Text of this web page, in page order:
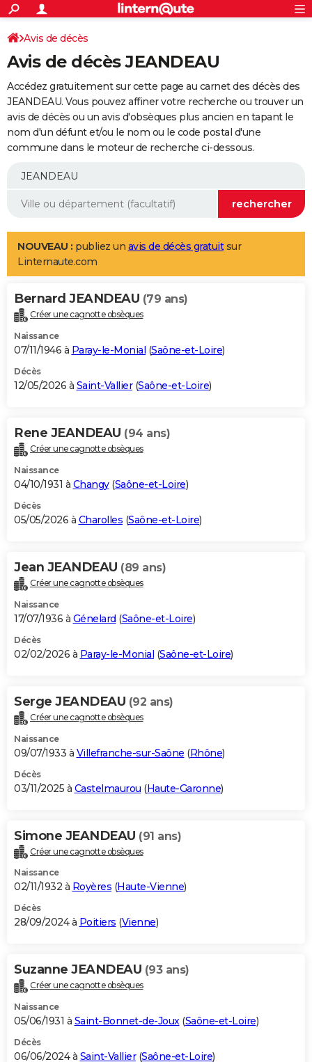
ACTUALITÉS
Politique
Société
Faits Divers
Education
Monde
Villes
+
SPORT
Coupe du monde 2026
Football
Tennis
Cyclisme
Rugby
Forum
Programme TV
TNT
Streaming
Cinéma
Sorties cinéma
Musique
+
FINANCE
Retraite
Epargne
Immobilier
Risques naturels par ville
Banque
Assurance
AUTO
Essais
Réserver un essai
Citadines
Berlines
SUV
Forum auto
+
Mobiles
Meilleur smartphone
Internet
Ordinateurs
Jeux vidéo
Guide high-tech
Aménagement intérieur
LIFESTYLE
Art de vivre
Bien-être
Loisirs
Mode
Modes de vie
Alimentation
Guide de la santé
Maladies
Médicaments
Sommeil
VOYAGE
Destinations
City break
Voyage nature
Voyage de noces
Forum
Climat
+PHOTO
GUIDES D'ACHAT
BONS PLANS
Carte de Noël
Carte Bonne année
Carte Saint-Valentin
Carte Pâques
Carte d'anniversaire
DICTIONNAIRE
Dictionnaire
Biographies
Citations
Expressions
Proverbes
PROGRAMME TV
S'inscrire
Se connecter
Lycées
Collèges
Primaires
Universités
Entreprises
Service militaire
Avis de recherche
AVIS DE DÉCÈS
Bricolage
Lifestyle
Culture
Sport
Auto
Television
Voyage
Cinema
Avis de décès
Avis de décès JEANDEAU
Accédez gratuitement sur cette page au carnet des décès des
JEANDEAU. Vous pouvez affiner votre recherche ou trouver un
avis de décès ou un avis d'obsèques plus ancien en tapant le
nom d'un défunt et/ou le nom ou le code postal d'une
commune dans le moteur de recherche ci-dessous.
NOUVEAU : publiez un avis de décès gratuitsur
Linternaute.com
Bernard JEANDEAU (79 ans)
Créer une cagnotte obsèques
Naissance
07/11/1946 à Paray-le-Monial (Saône-et-Loire)
Décès
12/05/2026 à Saint-Vallier(Saône-et-Loire)
Rene JEANDEAU (94 ans)
Créer une cagnotte obsèques
Naissance
04/10/1931 à Changy(Saône-et-Loire)
Décès
05/05/2026 à Charolles (Saône-et-Loire)
Jean JEANDEAU (89 ans)
Créer une cagnotte obsèques
Naissance
17/07/1936 à Génelard (Saône-et-Loire)
Décès
02/02/2026 à Paray-le-Monial (Saône-et-Loire)
Serge JEANDEAU (92 ans)
Créer une cagnotte obsèques
Naissance
09/07/1933 à Villefranche-sur-Saône (Rhône)
Décès
03/11/2025 à Castelmaurou (Haute-Garonne)
Simone JEANDEAU (91 ans)
Créer une cagnotte obsèques
Naissance
02/11/1932 à Royères (Haute-Vienne)
Décès
28/09/2024 à Poitiers (Vienne)
Suzanne JEANDEAU (93 ans)
Créer une cagnotte obsèques
Naissance
05/06/1931 à Saint-Bonnet-de-Joux(Saône-et-Loire)
Décès
06/06/2024 à Saint-Vallier(Saône-et-Loire)